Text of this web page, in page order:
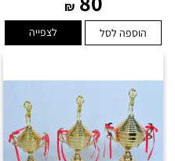
₪
הוספה לסל לצפייה